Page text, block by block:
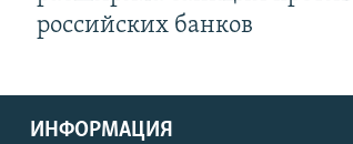
российских банков
ИНФОРМАЦИЯ